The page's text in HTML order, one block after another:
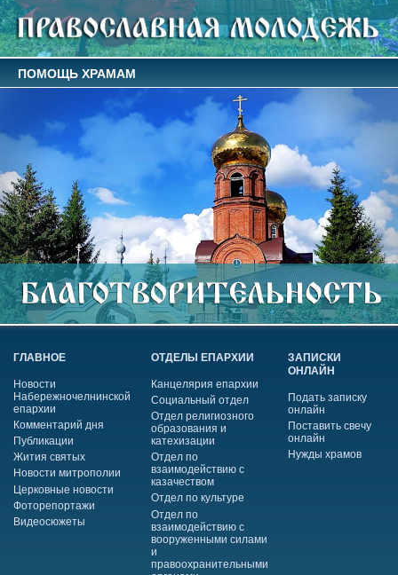
ПОМОЩЬ ХРАМАМ
ГЛАВНОЕ
Новости
Набережночелнинской
епархии
Комментарий дня
Публикации
Жития святых
Новости митрополии
Церковные новости
Фоторепортажи
Видеосюжеты
ОТДЕЛЫ ЕПАРХИИ
Канцелярия епархии
Социальный отдел
Отдел религиозного
образования и
катехизации
Отдел по
взаимодействию с
казачеством
Отдел по культуре
Отдел по
взаимодействию с
вооруженными силами
и
правоохранительными
ЗАПИСКИ
ОНЛАЙН
Подать записку
онлайн
Поставить свечу
онлайн
Нужды храмов